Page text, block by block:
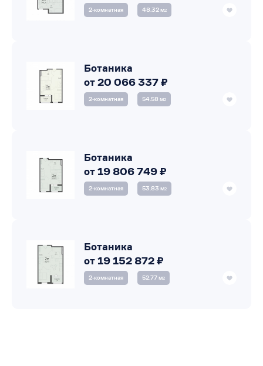
2‑комнатная 48.32 м2
Ботаника
от 20 066 337 ₽
2‑комнатная 54.58 м2
Ботаника
от 19 806 749 ₽
2‑комнатная 53.83 м2
Ботаника
от 19 152 872 ₽
2‑комнатная 52.77 м2